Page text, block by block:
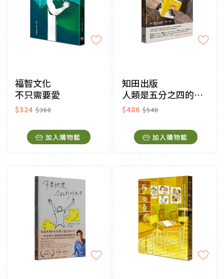
福智文化
不只需要愛
$324 $360
加入購物籃
知田出版
人類是五分之四的灰熊
$486 $540
加入購物籃